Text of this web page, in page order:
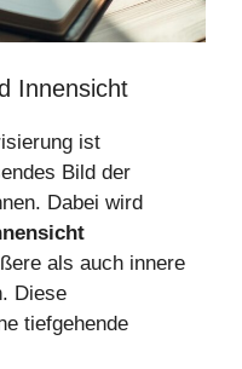
Innensicht
ist
Bild der
Dabei wird
als auch innere
Diese
tiefgehende